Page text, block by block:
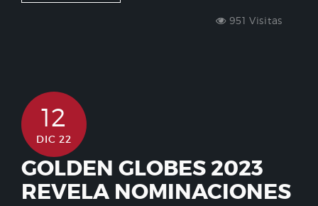
951 Visitas
12
DIC 22
GOLDEN GLOBES 2023
REVELA NOMINACIONES